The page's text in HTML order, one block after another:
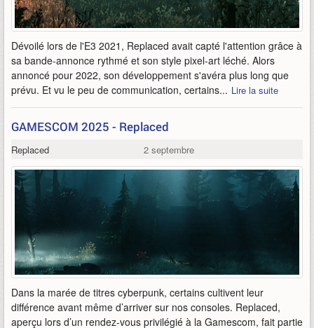
Dévoilé lors de l'E3 2021, Replaced avait capté l'attention grâce à
sa bande-annonce rythmé et son style pixel-art léché. Alors
annoncé pour 2022, son développement s'avéra plus long que
prévu. Et vu le peu de communication, certains... Lire la suite
GAMESCOM 2025 - Replaced
Replaced 2 septembre
Dans la marée de titres cyberpunk, certains cultivent leur
différence avant même d’arriver sur nos consoles. Replaced,
aperçu lors d’un rendez-vous privilégié à la Gamescom, fait partie